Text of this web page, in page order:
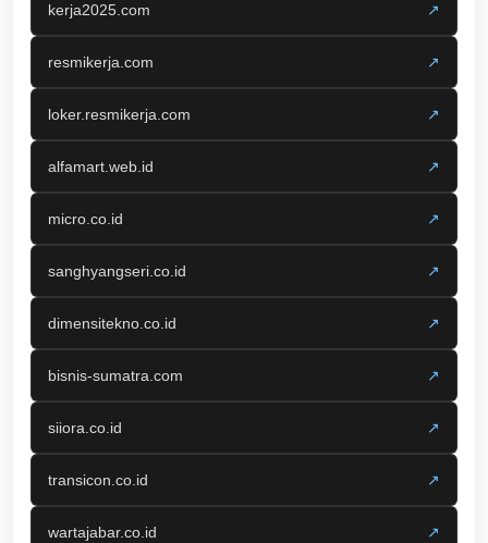
kerja2025.com ↗
resmikerja.com ↗
loker.resmikerja.com ↗
alfamart.web.id ↗
micro.co.id ↗
sanghyangseri.co.id ↗
dimensitekno.co.id ↗
bisnis-sumatra.com ↗
siiora.co.id ↗
transicon.co.id ↗
wartajabar.co.id ↗